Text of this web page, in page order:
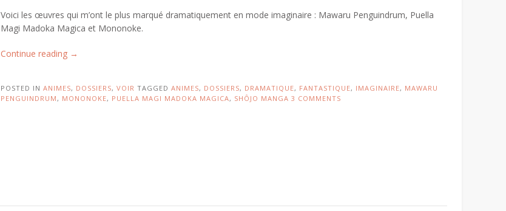
Voici les œuvres qui m’ont le plus marqué dramatiquement en mode imaginaire : Mawaru Penguindrum, Puella
Magi Madoka Magica et Mononoke.
Continue reading « Le
partie
→
POSTED IN ANIMES, DOSSIERS, VOIR TAGGED ANIMES, DOSSIERS, DRAMATIQUE, FANTASTIQUE, IMAGINAIRE, MAWARU
PENGUINDRUM, MONONOKE, PUELLA MAGI MADOKA MAGICA, SHÔJO MANGA 3 COMMENTS